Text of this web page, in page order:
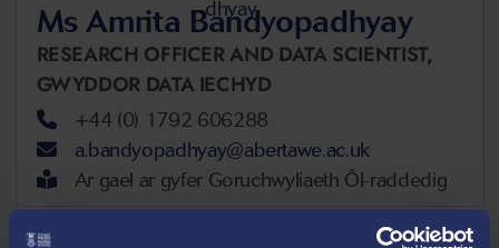
Ms Amrita Bandyopadhyay
RESEARCH OFFICER AND DATA SCIENTIST,
GWYDDOR DATA IECHYD
+44 (0) 1792 606288
a.bandyopadhyay@abertawe.ac.uk
Ar gael ar gyfer Goruchwyliaeth Ôl-raddedig